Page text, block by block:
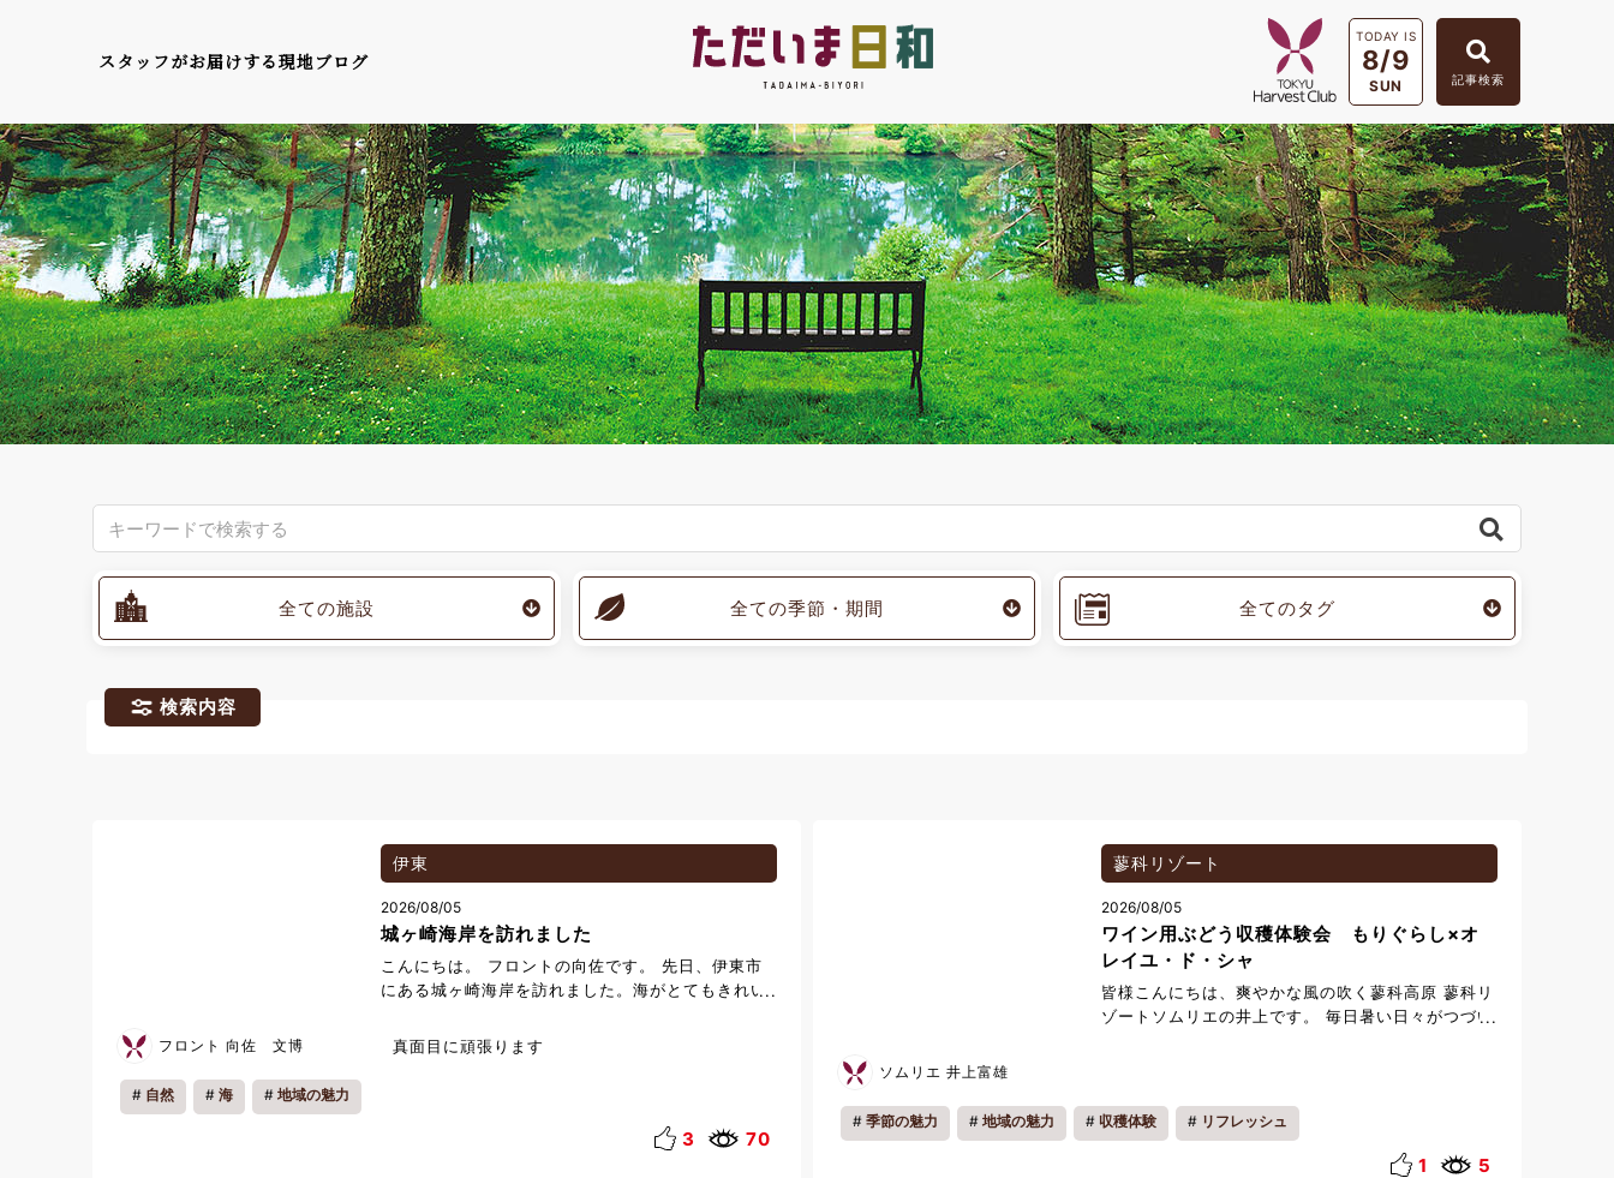
スタッフがお届けする現地ブログ
TODAY IS
8/9
SUN 記事検索
全ての施設 全ての季節・期間 全てのタグ
検索内容
伊東
2026/08/05
城ヶ崎海岸を訪れました
こんにちは。 フロントの向佐です。 先日、伊東市
にある城ヶ崎海岸を訪れました。海がとてもきれい
れました。 城ヶ崎海岸の名所である門脇つり橋を渡
ると、海を一望することができ、橋の上から眺める
は、観光名所として多くの方に親しまれており、城
フロント 向佐 文博 真面目に頑張ります
自然 海 地域の魅力
3 70
蓼科リゾート
2026/08/05
ワイン用ぶどう収穫体験会 もりぐらし×オ
レイユ・ド・シャ
皆様こんにちは、爽やかな風の吹く蓼科高原 蓼科リ
ゾートソムリエの井上です。 毎日暑い日々がつづい
画 《ワイン用ぶどう収穫体験会》のお知らせです。
日時 2026年10月3日夕食会18時～ 4日収穫体
験8時ホテル集合12時解散 料金 28.000円
ソムリエ 井上富雄
季節の魅力 地域の魅力 収穫体験 リフレッシュ
1 5